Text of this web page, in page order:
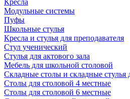
Кресла
Модульные системы
Пуфы
Школьные стулья
Кресла и стулья для преподавателя
Стул ученический
Стулья для актового зала
Мебель для школьной столовой
Складные столы и складные стулья
Столы для столовой 4 местные
Столы для столовой 6 местные